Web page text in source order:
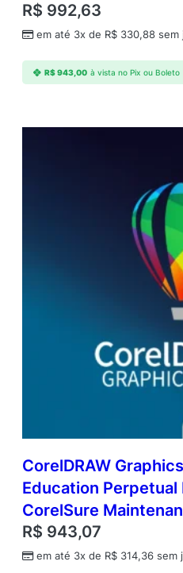
R$ 992,63
em até 3x de R$ 330,88 sem
R$943,00 à vista no Pix ou Boleto
CorelDRAW
Education
CorelSure
R$ 943,07
em até 3x de R$ 314,36 sem